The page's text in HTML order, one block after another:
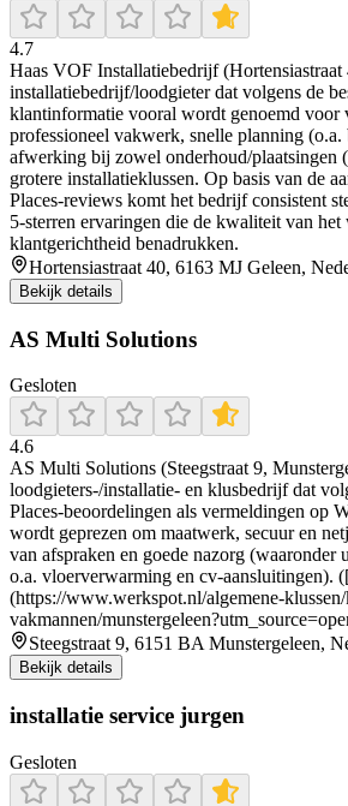
4.7
Haas VOF Installatiebedrijf (Hortensiastraat
installatiebedrijf/loodgieter dat volgens de
klantinformatie vooral wordt genoemd voor
professioneel vakwerk, snelle planning
afwerking bij zowel onderhoud/plaatsingen
grotere installatieklussen. Op basis van de
Places-reviews komt het bedrijf consistent
5-sterren ervaringen die de kwaliteit van het
klantgerichtheid benadrukken.
Hortensiastraat 40, 6163 MJ Geleen,
Bekijk details
AS Multi Solutions
Gesloten
4.6
AS Multi Solutions (Steegstraat 9,
loodgieters-/installatie- en klusbedrijf dat
Places-beoordelingen als vermeldingen op
wordt geprezen om maatwerk, secuur en
van afspraken en goede nazorg
o.a. vloerverwarming en cv-aansluitingen).
(https://www.werkspot.nl/algemene-
vakmannen/
Steegstraat 9, 6151 BA Munstergeleen,
Bekijk details
installatie service jurgen
Gesloten